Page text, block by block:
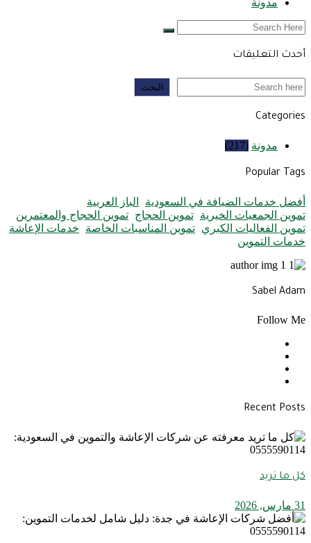
مدونة
أحدث التعليقات
البحث البحث
Categories
مدونة (217)
Popular Tags
أفضل خدمات الضيافة في السعودية
الباز العربية
تموين الجمعيات الخيرية تموين الحجاج تموين الحجاج والمعتمرين
تموين الفعاليات الكبري تموين المناسبات الخاصة
خدمات الإعاشة
خدمات التموين
Sabel Adam
Follow Me
Recent Posts
كل ما تريد
31 مارس, 2026